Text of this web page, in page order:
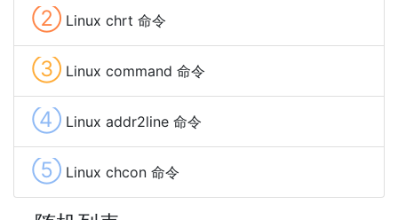
② Linux chrt 命令
③ Linux command 命令
④ Linux addr2line 命令
⑤ Linux chcon 命令